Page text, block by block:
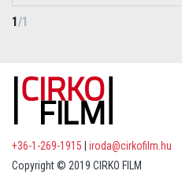
1/1
+36-1-269-1915
iroda@cirkofilm.hu
Copyright © 2019 CIRKO FILM